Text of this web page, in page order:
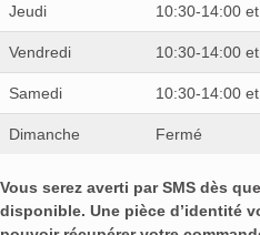
Jeudi 10:30-14:00
Vendredi 10:30-14:00
Samedi 10:30-14:00
Dimanche Fermé
Vous serez averti par SMS dès
disponible. Une pièce d’identité